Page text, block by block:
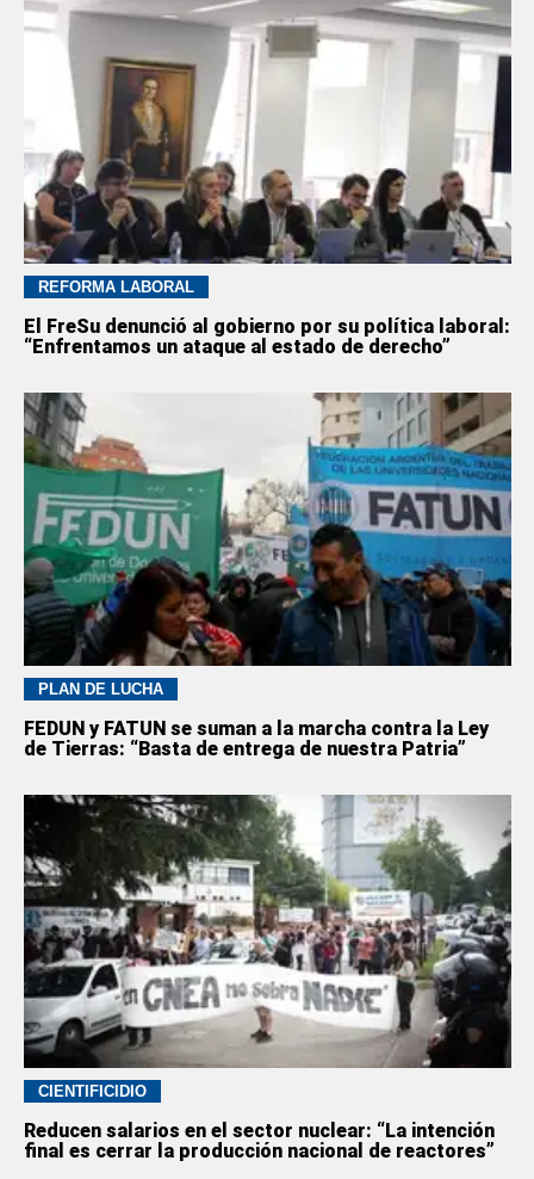
REFORMA LABORAL
El FreSu denunció al gobierno por su política laboral:
“Enfrentamos un ataque al estado de derecho”
PLAN DE LUCHA
FEDUN y FATUN se suman a la marcha contra la Ley
de Tierras: “Basta de entrega de nuestra Patria”
CIENTIFICIDIO
Reducen salarios en el sector nuclear: “La intención
final es cerrar la producción nacional de reactores”